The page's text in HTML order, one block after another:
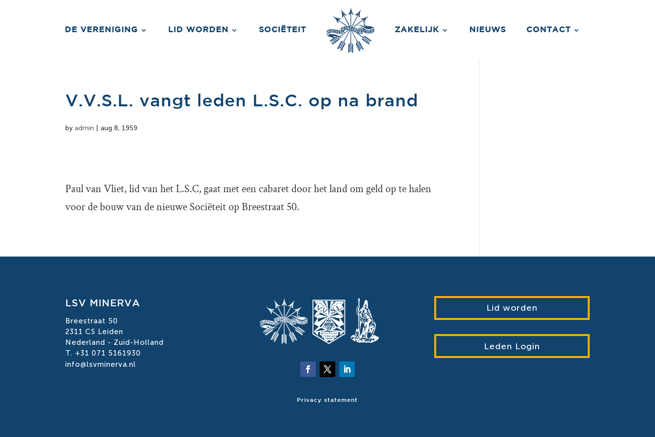
DE VERENIGING LID WORDEN SOCIËTEIT ZAKELIJK NIEUWS CONTACT
V.V.S.L. vangt leden L.S.C. op na brand
byadmin |aug 8, 1959
Paul van Vliet, lid van het L.S.C, gaat met een cabaret door het land om geld op te halen
voor de bouw van de nieuwe Sociëteit op Breestraat 50.
LSV MINERVA
Breestraat 50
2311 CS Leiden
Nederland - Zuid-Holland
T. +31 071 5161930
info@lsvminerva.nl
Privacy statement
Lid worden
Leden Login